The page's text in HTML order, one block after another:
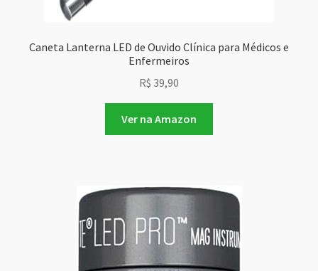
Caneta Lanterna LED de Ouvido Clínica para Médicos e
Enfermeiros
R$ 39,90
Ver na Amazon